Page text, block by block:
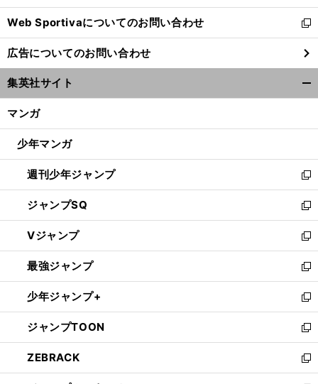
開
く
Web Sportivaについてのお問い合わせ
新
し
い
ウ
ィ
ン
ウ
開
く
広告についてのお問い合わせ
集英社サイト
マンガ
少年マンガ
週刊少年ジャンプ
新
し
い
ウ
ィ
ン
ド
ウ
で
開
く
ジャンプSQ
新
し
い
ウ
ィ
ン
ド
ウ
で
開
く
Vジャンプ
新
し
い
ウ
ィ
ン
ド
ウ
で
開
最強ジャンプ
新
し
い
ウ
ィ
ン
ド
ウ
少年ジャンプ+
新
し
い
ウ
ィ
ン
ジャンプTOON
新
し
い
ウ
ZEBRACK
新
し